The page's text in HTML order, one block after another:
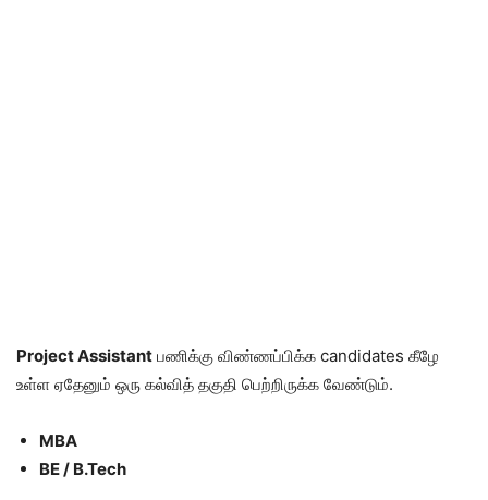
Project Assistant பணிக்கு விண்ணப்பிக்க candidates கீழே
உள்ள ஏதேனும் ஒரு கல்வித் தகுதி பெற்றிருக்க வேண்டும்.
MBA
BE / B.Tech